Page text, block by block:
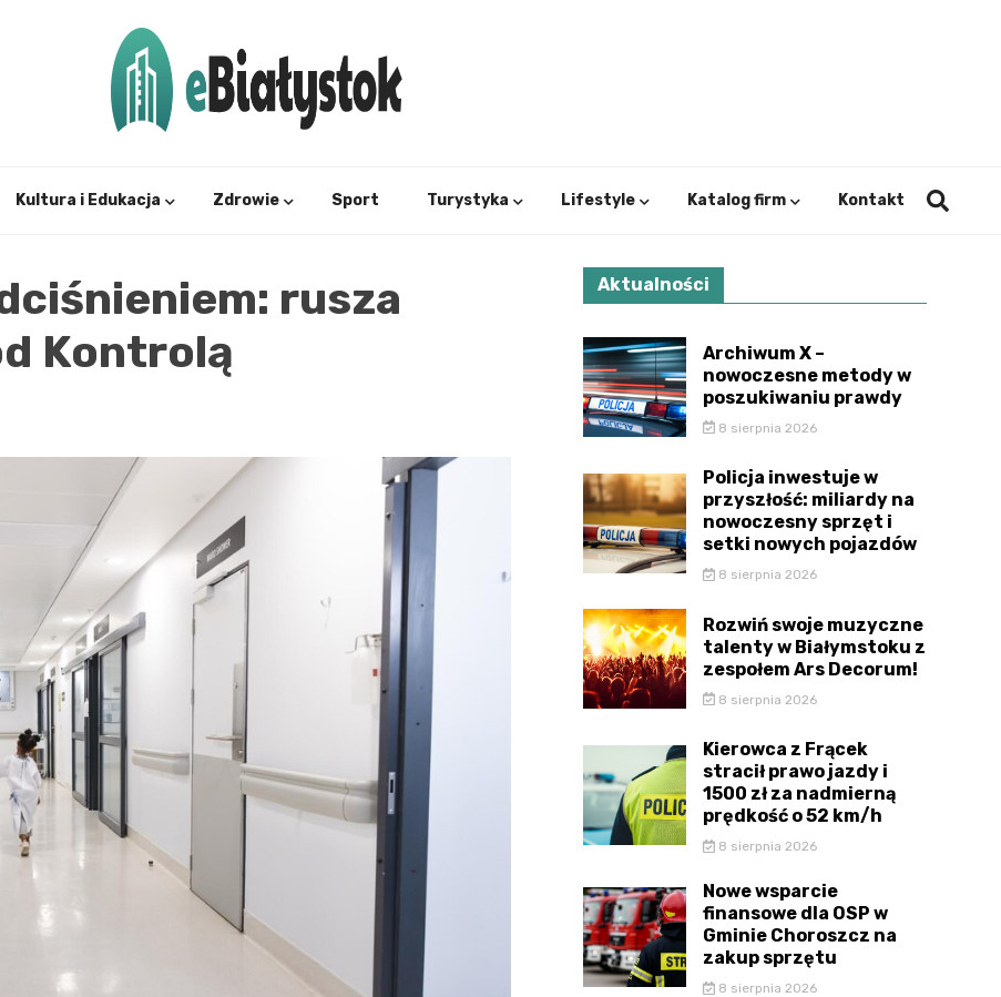
Kultura i Edukacja Zdrowie Sport Turystyka Lifestyle Katalog firm Kontakt
rusza
Kontrolą
Aktualności
Archiwum X –
nowoczesne metody w
poszukiwaniu prawdy
8 sierpnia 2026
Policja inwestuje w
przyszłość: miliardy na
nowoczesny sprzęt i
setki nowych pojazdów
8 sierpnia 2026
Rozwiń swoje muzyczne
talenty w Białymstoku z
zespołem Ars Decorum!
8 sierpnia 2026
Kierowca z Frącek
stracił prawo jazdy i
1500 zł za nadmierną
prędkość o 52 km/h
8 sierpnia 2026
Nowe wsparcie
finansowe dla OSP w
Gminie Choroszcz na
zakup sprzętu
8 sierpnia 2026